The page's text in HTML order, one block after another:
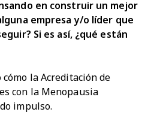
en construir un mejor
empresa y/o líder que
Si es así, ¿qué están
cómo la Acreditación de
con la Menopausia
impulso.